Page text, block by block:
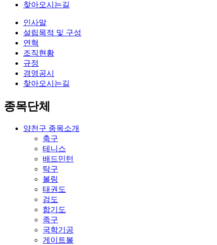
찾아오시는길
인사말
설립목적 및 구성
연혁
조직현황
규정
경영공시
찾아오시는길
종목단체
양천구 종목소개
축구
테니스
배드민턴
탁구
볼링
태권도
검도
합기도
족구
국학기공
게이트볼